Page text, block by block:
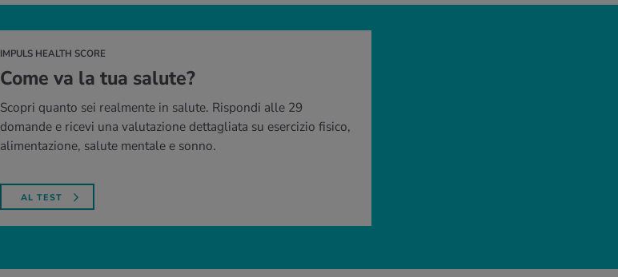
IMPULS HEALTH SCORE
Come va la tua salute?
Scopri quanto sei realmente in salute. Rispondi alle 29
domande e ricevi una valutazione dettagliata su esercizio fisico,
alimentazione, salute mentale e sonno.
AL TEST